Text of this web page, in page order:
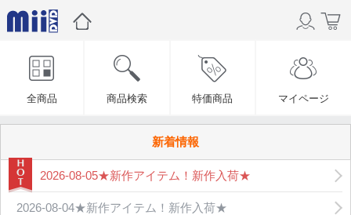
全商品 商品検索 特価商品 マイページ
新着情報
2026-08-05★新作アイテム！新作入荷★
2026-08-04★新作アイテム！新作入荷★